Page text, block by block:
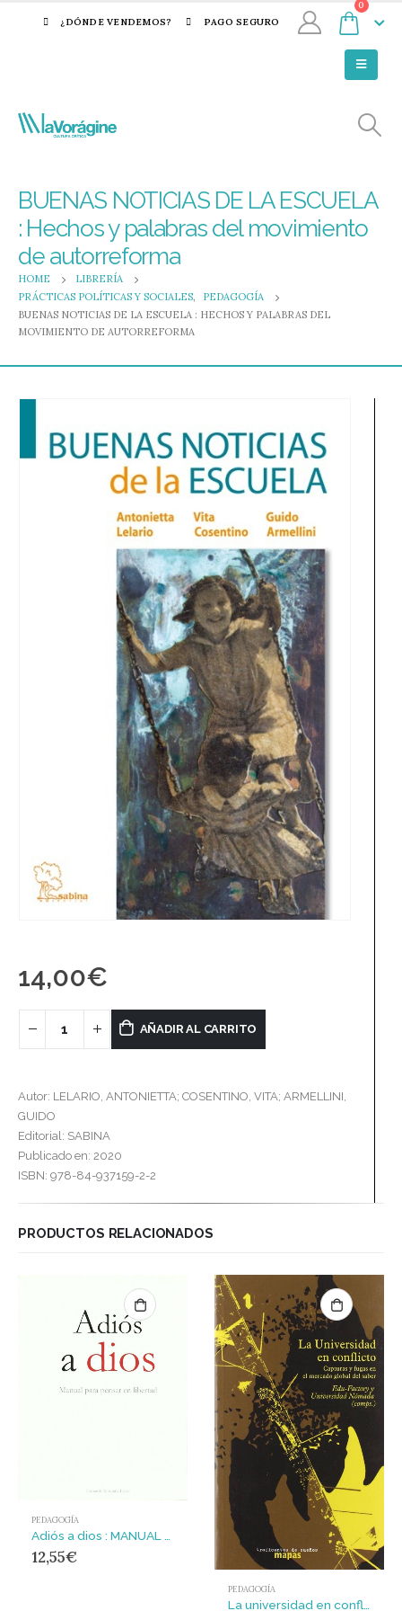
¿DÓNDE VENDEMOS? PAGO SEGURO
0
BUENAS NOTICIAS DE LA ESCUELA
: Hechos y palabras del movimiento
de autorreforma
HOME
LIBRERÍA
PRÁCTICAS POLÍTICAS Y SOCIALES,
PEDAGOGÍA
BUENAS NOTICIAS DE LA ESCUELA : HECHOS Y PALABRAS DEL
MOVIMIENTO DE AUTORREFORMA
14,00€
AÑADIR AL CARRITO
Autor: LELARIO, ANTONIETTA; COSENTINO, VITA; ARMELLINI,
GUIDO
Editorial: SABINA
Publicado en: 2020
ISBN: 978-84-937159-2-2
PRODUCTOS RELACIONADOS
PEDAGOGÍA
Adiós a dios : MANUAL PARA PENSAR LA LIBERTAD
12,55€
PEDAGOGÍA